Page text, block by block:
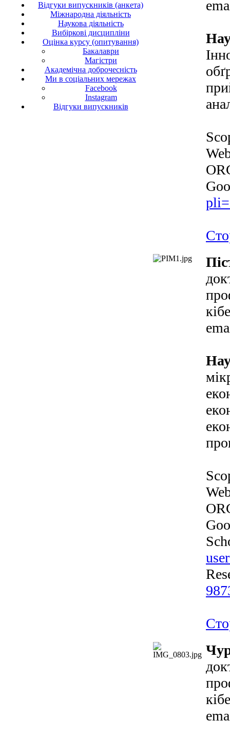
Відгуки випускників (анкета)
Міжнародна діяльність
Наукова діяльність
Вибіркові дисципліни
Оцінка курсу (опитування)
Бакалаври
Магістри
Академічна доброчесність
Ми в соціальних мережах
Facebook
Instagram
Відгуки випускників